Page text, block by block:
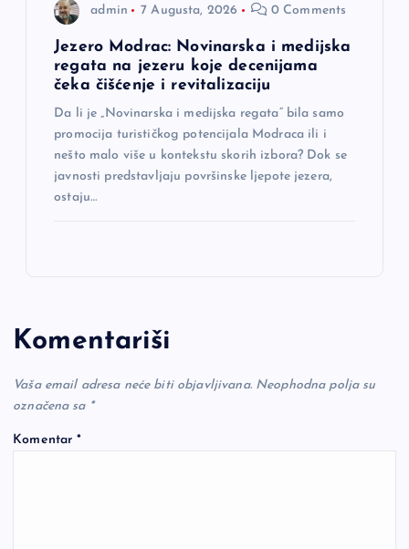
admin 7 Augusta, 2026 0 Comments
Jezero Modrac: Novinarska i medijska
regata na jezeru koje decenijama
čeka čišćenje i revitalizaciju
Da li je „Novinarska i medijska regata“ bila samo
promocija turističkog potencijala Modraca ili i
nešto malo više u kontekstu skorih izbora? Dok se
javnosti predstavljaju površinske ljepote jezera,
ostaju…
Komentariši
Vaša email adresa neće biti objavljivana. Neophodna polja su
označena sa *
Komentar*